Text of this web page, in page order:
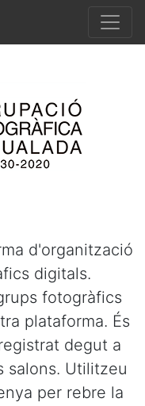
d'organització
digitals.
fotogràfics
plataforma. És
degut a
salons. Utilitzeu
per rebre la